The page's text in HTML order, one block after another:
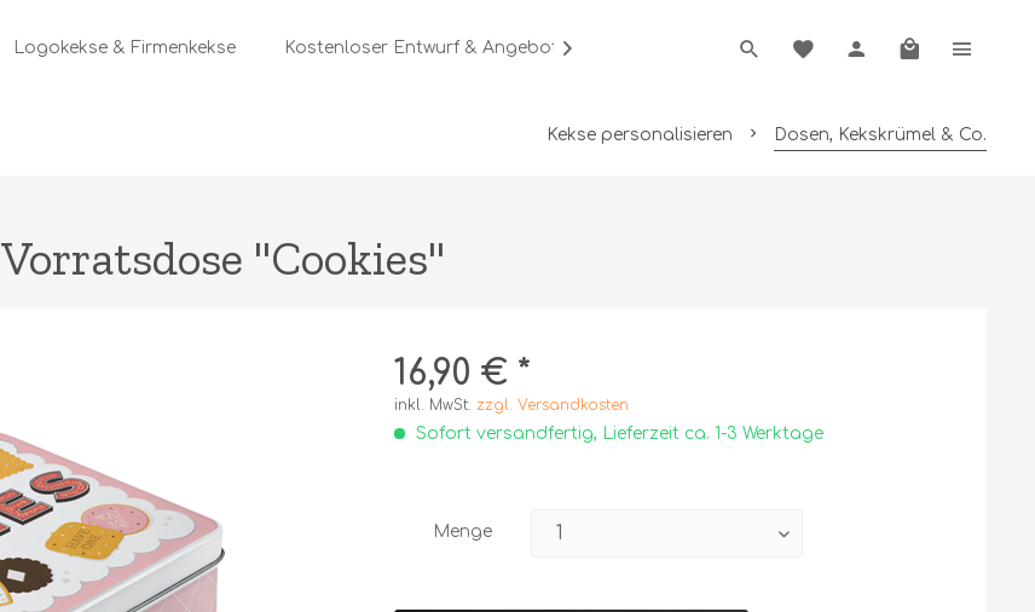
Logokekse & Firmenkekse Kostenloser Entwurf & Angebot anfordern

Kekse personalisieren Dosen, Kekskrümel & Co.
Vorratsdose "Cookies"
16,90 € *
inkl. MwSt.zzgl. Versandkosten
Sofort versandfertig, Lieferzeit ca. 1-3 Werktage
Menge